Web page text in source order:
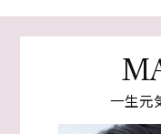
一生元